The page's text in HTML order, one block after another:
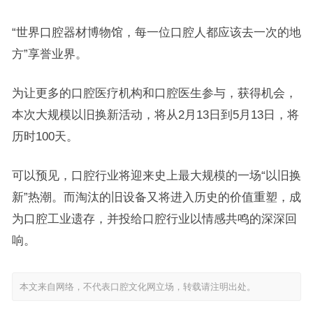
“世界口腔器材博物馆，每一位口腔人都应该去一次的地
方”享誉业界。
为让更多的口腔医疗机构和口腔医生参与，获得机会，
本次大规模以旧换新活动，将从2月13日到5月13日，将
历时100天。
可以预见，口腔行业将迎来史上最大规模的一场“以旧换
新”热潮。而淘汰的旧设备又将进入历史的价值重塑，成
为口腔工业遗存，并投给口腔行业以情感共鸣的深深回
响。
本文来自网络，不代表口腔文化网立场，转载请注明出处。